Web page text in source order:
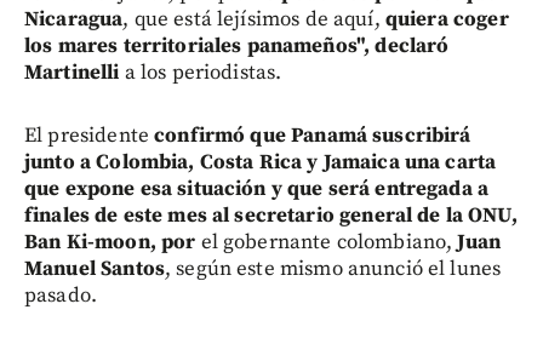
Nicaragua, que está lejísimos de aquí, quiera coger
los mares territoriales panameños", declaró
Martinelli a los periodistas.
El presidente confirmó que Panamá suscribirá
junto a Colombia, Costa Rica y Jamaica una carta
que expone esa situación y que será entregada a
finales de este mes al secretario general de la ONU,
Ban Ki-moon, por el gobernante colombiano,Juan
Manuel Santos, según este mismo anunció el lunes
pasado.